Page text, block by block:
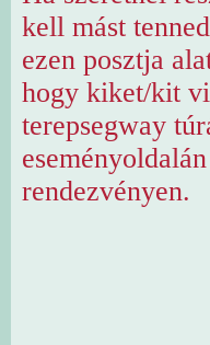
kell mást
ezen posztja
hogy kiket/kit
terepsegway
rendezvényen.